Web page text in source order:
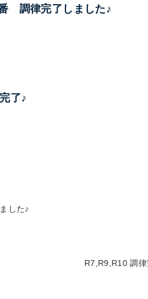
調律完了しました♪
了♪
した♪
R7,R9,R10 調